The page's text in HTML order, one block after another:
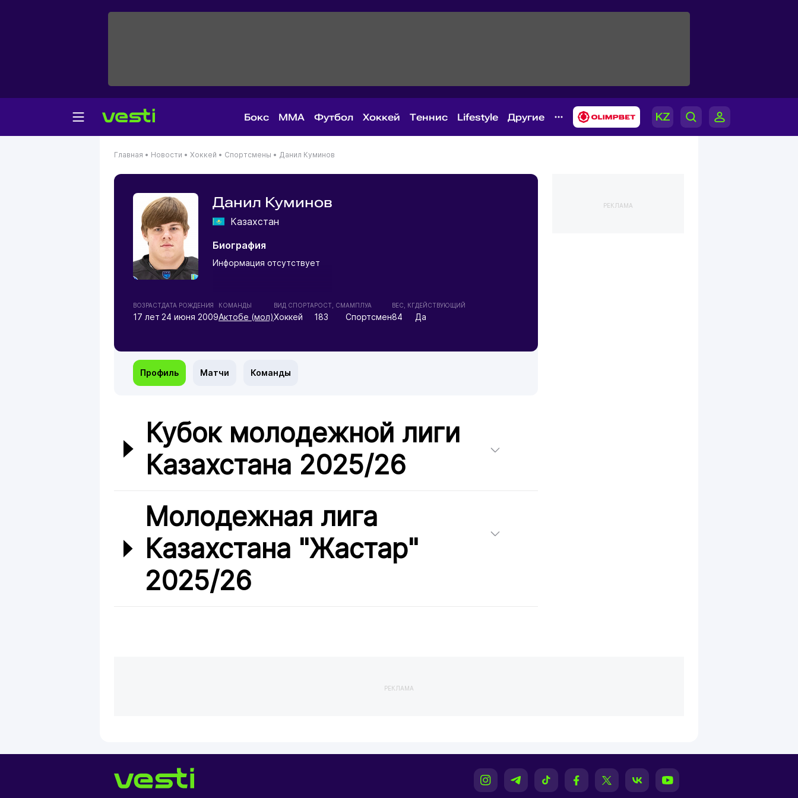
Бокс MMA Футбол Хоккей Теннис Lifestyle Другие
Главная • Новости • Хоккей • Спортсмены • Данил Куминов
Данил Куминов
Казахстан
Биография
Информация отсутствует
ВОЗРАСТ
17 лет
ДАТА РОЖДЕНИЯ
24 июня 2009
КОМАНДЫ
Актобе (мол)
ВИД СПОРТА
Хоккей
РОСТ, СМ
183
АМПЛУА
Спортсмен
ВЕС, КГ
84
ДЕЙСТВУЮЩИЙ
Да
Профиль Матчи Команды
Кубок молодежной лиги
Казахстана 2025/26
Молодежная лига
Казахстана "Жастар"
2025/26
РЕКЛАМА
РЕКЛАМА